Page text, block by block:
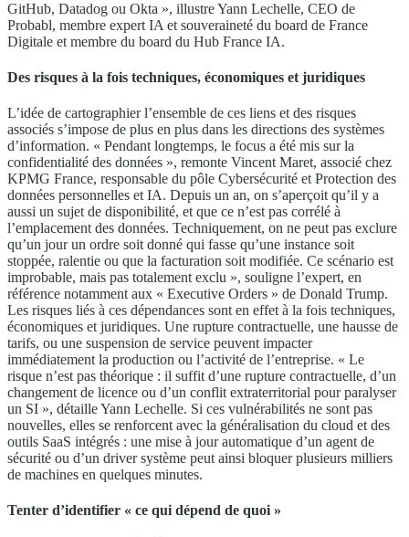
GitHub, Datadog ou Okta », illustre Yann Lechelle, CEO de
Probabl, membre expert IA et souveraineté du board de France
Digitale et membre du board du Hub France IA.
Des risques à la fois techniques, économiques et juridiques
L’idée de cartographier l’ensemble de ces liens et des risques
associés s’impose de plus en plus dans les directions des systèmes
d’information. « Pendant longtemps, le focus a été mis sur la
confidentialité des données », remonte Vincent Maret, associé chez
KPMG France, responsable du pôle Cybersécurité et Protection des
données personnelles et IA. Depuis un an, on s’aperçoit qu’il y a
aussi un sujet de disponibilité, et que ce n’est pas corrélé à
l’emplacement des données. Techniquement, on ne peut pas exclure
qu’un jour un ordre soit donné qui fasse qu’une instance soit
stoppée, ralentie ou que la facturation soit modifiée. Ce scénario est
improbable, mais pas totalement exclu », souligne l’expert, en
référence notamment aux « Executive Orders » de Donald Trump.
Les risques liés à ces dépendances sont en effet à la fois techniques,
économiques et juridiques. Une rupture contractuelle, une hausse de
tarifs, ou une suspension de service peuvent impacter
immédiatement la production ou l’activité de l’entreprise. « Le
risque n’est pas théorique : il suffit d’une rupture contractuelle, d’un
changement de licence ou d’un conflit extraterritorial pour paralyser
un SI », détaille Yann Lechelle. Si ces vulnérabilités ne sont pas
nouvelles, elles se renforcent avec la généralisation du cloud et des
outils SaaS intégrés : une mise à jour automatique d’un agent de
sécurité ou d’un driver système peut ainsi bloquer plusieurs milliers
de machines en quelques minutes.
Tenter d’identifier « ce qui dépend de quoi »